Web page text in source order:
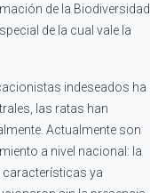
de la Biodiversidad
de la cual vale la
indeseados ha
las ratas han
Actualmente son
a nivel nacional: la
características ya